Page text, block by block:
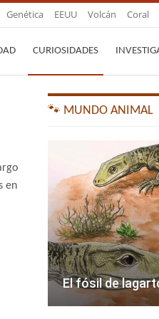
Genética EEUU Volcán Coral
CURIOSIDADES
en
🐾 MUNDO ANIMAL
El fósil de